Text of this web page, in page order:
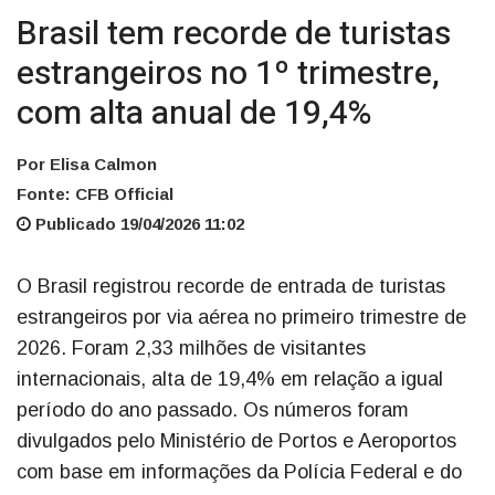
Brasil tem recorde de turistas
estrangeiros no 1º trimestre,
com alta anual de 19,4%
Por Elisa Calmon
Fonte: CFB Official
Publicado 19/04/2026 11:02
O Brasil registrou recorde de entrada de turistas
estrangeiros por via aérea no primeiro trimestre de
2026. Foram 2,33 milhões de visitantes
internacionais, alta de 19,4% em relação a igual
período do ano passado. Os números foram
divulgados pelo Ministério de Portos e Aeroportos
com base em informações da Polícia Federal e do